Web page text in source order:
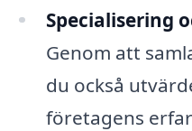
Specialisering
Genom att
du också
företagens